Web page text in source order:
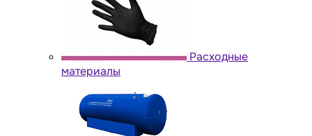
Расходные
материалы